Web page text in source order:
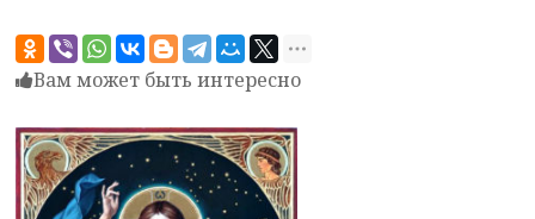
Вам может быть интересно